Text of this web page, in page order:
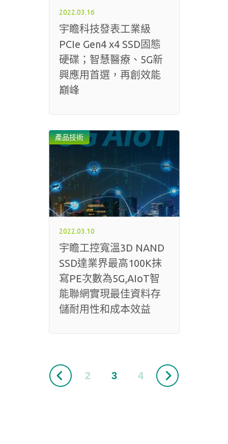
2022.03.16
宇瞻科技發表工業級
PCIe Gen4 x4 SSD固態
硬碟；智慧醫療、5G新
興應用首選，再創效能
巔峰
產品技術
2022.03.10
宇瞻工控寬溫3D NAND
SSD達業界最高100K抹
寫PE次數為5G,AIoT智
能聯網實現最佳資料存
儲耐用性和成本效益
2 3 4